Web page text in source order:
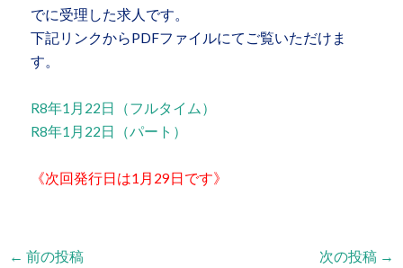
でに受理した求人です。
下記リンクからPDFファイルにてご覧いただけま
す。
R8年1月22日（フルタイム）
R8年1月22日（パート）
《次回発行日は1 月 29日です》
← 前の投稿 次の投稿 →